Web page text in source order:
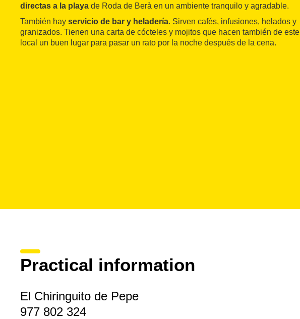
directas a la playa de Roda de Berà en un ambiente tranquilo y agradable.
También hay servicio de bar y heladería. Sirven cafés, infusiones, helados y
granizados. Tienen una carta de cócteles y mojitos que hacen también de este
local un buen lugar para pasar un rato por la noche después de la cena.
Practical information
El Chiringuito de Pepe
977 802 324